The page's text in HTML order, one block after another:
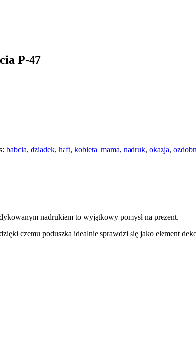
P-47
babcia, dziadek, haft, kobieta, mama, nadruk, okazja,
nadrukiem to wyjątkowy pomysł na prezent.
czemu poduszka idealnie sprawdzi się jako element